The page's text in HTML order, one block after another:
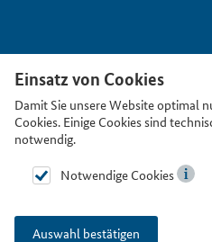
Einsatz von Cookies
Damit Sie unsere Website optimal
Cookies. Einige Cookies sind
notwendig.
Notwendige Cookies
Auswahl bestätigen